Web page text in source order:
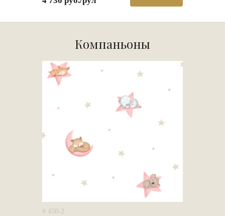
Компаньоны
# 450-2